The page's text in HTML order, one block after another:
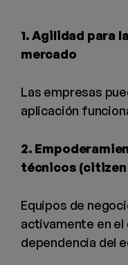
1. Agilidad para
mercado
Las empresas
aplicación
2.
técnicos (citizen
Equipos de
activamente en el
dependencia del